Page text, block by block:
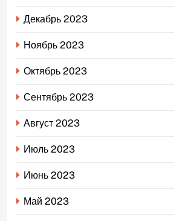
Декабрь 2023
Ноябрь 2023
Октябрь 2023
Сентябрь 2023
Август 2023
Июль 2023
Июнь 2023
Май 2023